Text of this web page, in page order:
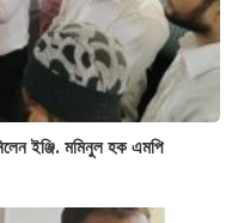
ইঞ্জি. মমিনুল হক এমপি